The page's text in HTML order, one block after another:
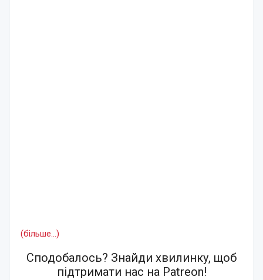
(більше…)
Сподобалось? Знайди хвилинку, щоб
підтримати нас на Patreon!